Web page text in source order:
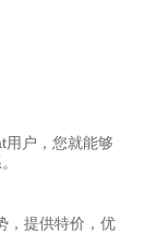
用户，您就能够
，提供特价，优